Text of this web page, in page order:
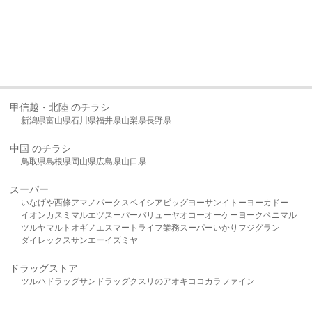
甲信越・北陸 のチラシ
新潟県富山県石川県福井県山梨県長野県
中国 のチラシ
鳥取県島根県岡山県広島県山口県
スーパー
いなげや西條アマノパークスベイシア ビッグヨーサンイトーヨーカドー
イオンカスミ マルエツスーパーバリューヤオコーオーケー ヨークベニマル
ツルヤマルト オギノ エスマート ライフ業務スーパーいかり フジグラン
ダイレックスサンエーイズミヤ
ドラッグストア
ツルハドラッグサンドラッグクスリのアオキ ココカラファイン